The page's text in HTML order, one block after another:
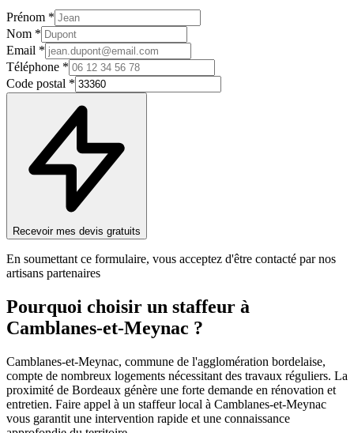
Prénom *
Nom *
Email *
Téléphone *
Code postal *
Recevoir mes devis gratuits
En soumettant ce formulaire, vous acceptez d'être contacté par nos
artisans partenaires
Pourquoi choisir un staffeur à
Camblanes-et-Meynac ?
Camblanes-et-Meynac, commune de l'agglomération bordelaise,
compte de nombreux logements nécessitant des travaux réguliers. La
proximité de Bordeaux génère une forte demande en rénovation et
entretien. Faire appel à un staffeurlocal à Camblanes-et-Meynac
vous garantit une intervention rapide et une connaissance